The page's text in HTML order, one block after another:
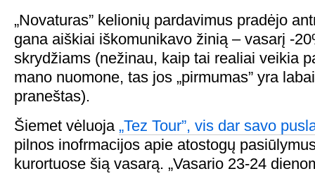
„Novaturas” kelionių pardavimus pradėjo
gana aiškiai iškomunikavo žinią – vasarį -
skrydžiams (nežinau, kaip tai realiai veikia
mano nuomone, tas jos „pirmumas” yra
praneštas).
Šiemet vėluoja „Tez Tour”, vis dar savo
pilnos inofrmacijos apie atostogų
kurortuose šią vasarą. „Vasario 23-24